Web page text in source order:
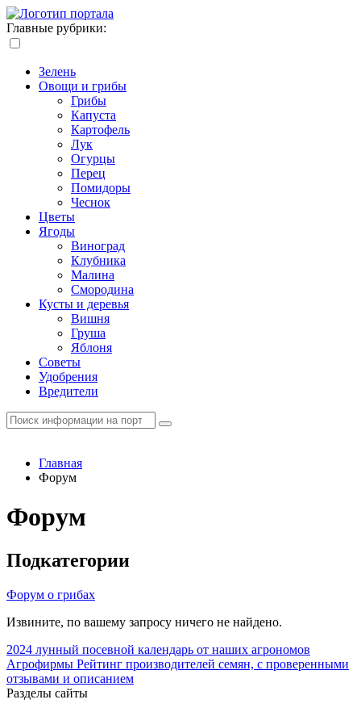
Главные рубрики:
Зелень
Овощи и грибы
Грибы
Капуста
Картофель
Лук
Огурцы
Перец
Помидоры
Чеснок
Цветы
Ягоды
Виноград
Клубника
Малина
Смородина
Кусты и деревья
Вишня
Груша
Яблоня
Советы
Удобрения
Вредители
Главная
Форум
Форум
Подкатегории
Форум о грибах
Извините, по вашему запросу ничего не найдено.
2024 лунный посевной календарь от наших агрономов
Агрофирмы Рейтинг производителей семян, с проверенными
отзывами и описанием
Разделы сайты